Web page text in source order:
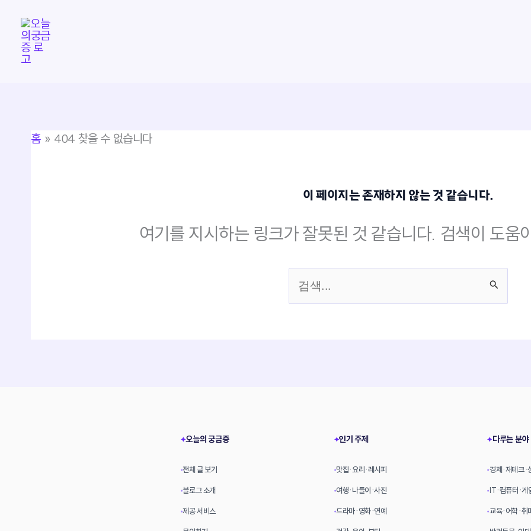
홈 404 찾을 수 없습니다
이 페이지는 존재하지 않는 것 같습니다.
여기를 지시하는 링크가 잘못된 것 같습니다. 검색이 도움
✦오늘의 궁금증
•전체 글 보기
•블로그 소개
•제공 서비스
✦인기 주제
•맛집·요리·레시피
•여행·나들이·사진
•드라마·영화·연예
✦다루는 분야
•경제·재테크·
•IT·컴퓨터·게
•교육·어학·취